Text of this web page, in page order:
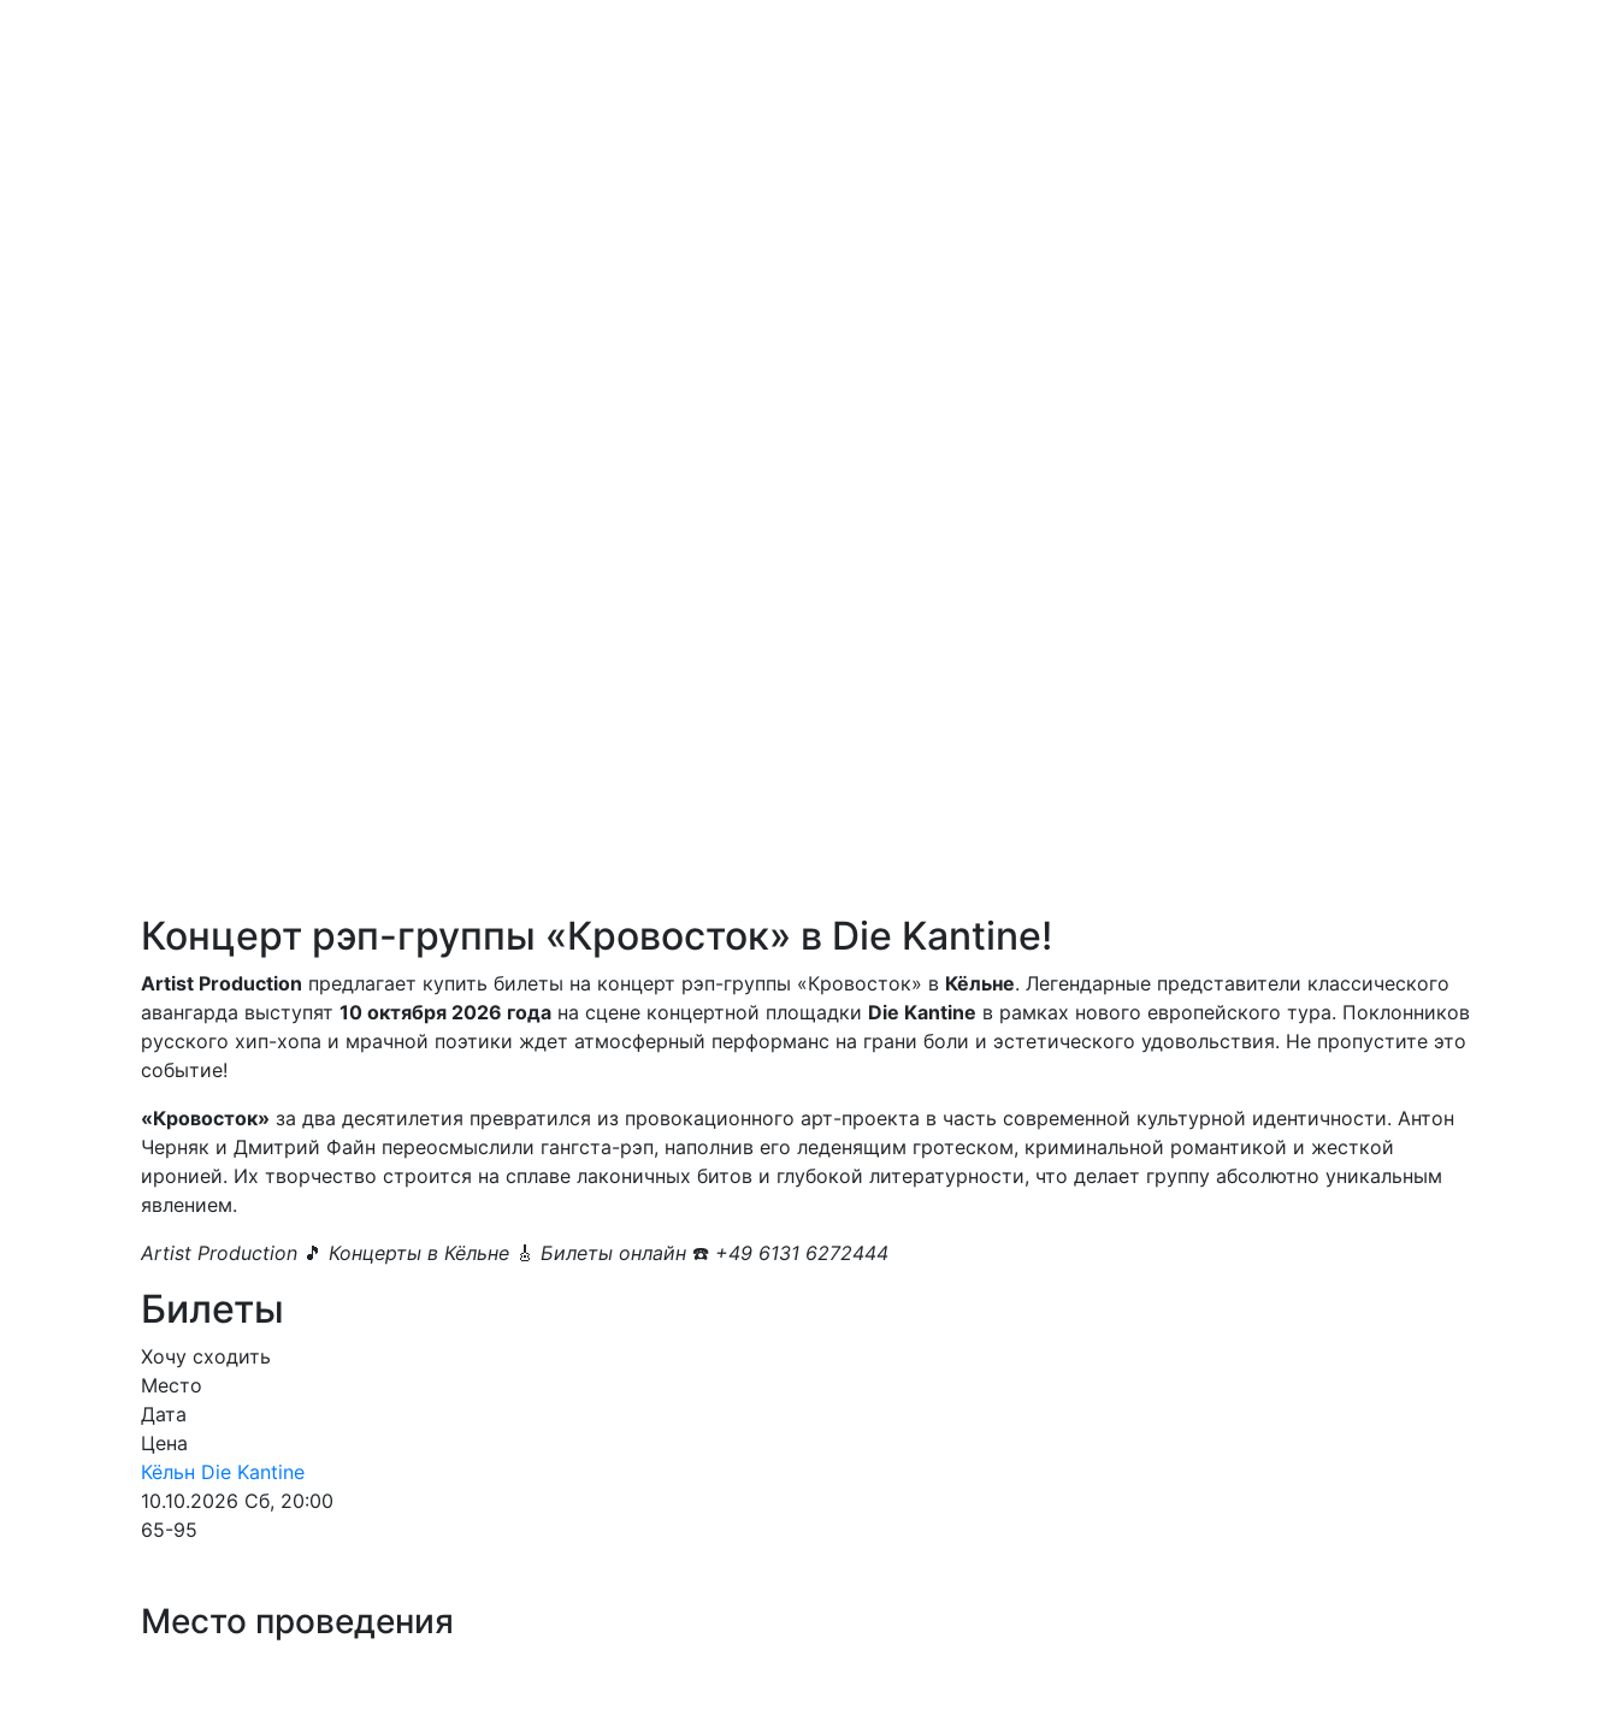
Концерт рэп-группы «Кровосток» в Die Kantine!
Artist Production предлагает купить билеты на концерт рэп-группы «Кровосток» в Кёльне. Легендарные представители классического
авангарда выступят 10 октября 2026 года на сцене концертной площадки Die Kantine в рамках нового европейского тура. Поклонников
русского хип-хопа и мрачной поэтики ждет атмосферный перформанс на грани боли и эстетического удовольствия. Не пропустите это
событие!
«Кровосток» за два десятилетия превратился из провокационного арт-проекта в часть современной культурной идентичности. Антон
Черняк и Дмитрий Файн переосмыслили гангста-рэп, наполнив его леденящим гротеском, криминальной романтикой и жесткой
иронией. Их творчество строится на сплаве лаконичных битов и глубокой литературности, что делает группу абсолютно уникальным
явлением.
Artist Production 🎵 Концерты в Кёльне 🎸 Билеты онлайн ☎️ +49 6131 6272444
Билеты
Хочу сходить
Место
Дата
Цена
Кёльн Die Kantine
10.10.2026 Сб, 20:00
65-95
Место проведения